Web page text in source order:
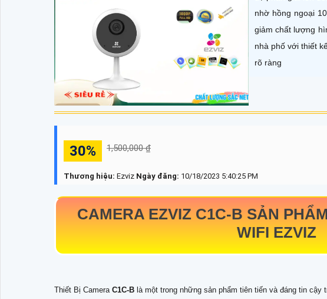
nhờ hồng ngoại
giảm chất lượng
nhà phố với thiết
rõ ràng
30% 1,500,000 ₫
Thương hiệu: Ezviz Ngày đăng: 10/18/2023 5:40:25 PM
CAMERA EZVIZ C1C-B SẢN
WIFI EZVIZ
Thiết Bị Camera C1C-B là một trong những sản phẩm tiên tiến và đáng tin